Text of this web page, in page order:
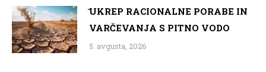
̌UKREP RACIONALNE PORABE IN
VARČEVANJA S PITNO VODO
5. avgusta, 2026